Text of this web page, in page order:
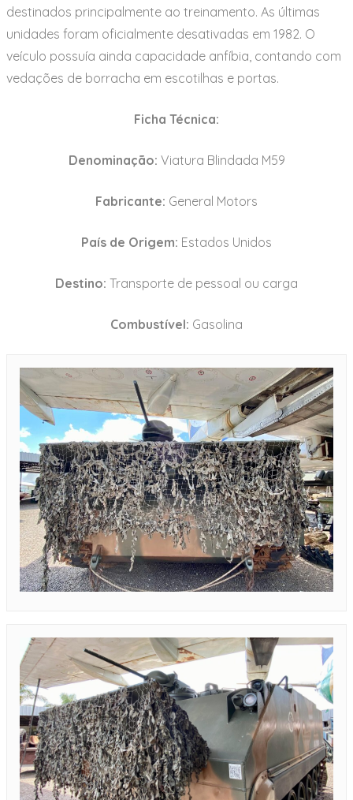
destinados principalmente ao treinamento. As últimas
unidades foram oficialmente desativadas em 1982. O
veículo possuía ainda capacidade anfíbia, contando com
vedações de borracha em escotilhas e portas.
Ficha Técnica:
Denominação: Viatura Blindada M59
Fabricante: General Motors
País de Origem: Estados Unidos
Destino: Transporte de pessoal ou carga
Combustível: Gasolina